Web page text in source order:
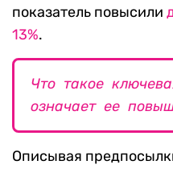
показатель повысили
13%.
Что такое
означает ее
Описывая